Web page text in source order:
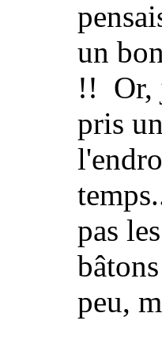
un
!! Or,
pris
pas
peu,